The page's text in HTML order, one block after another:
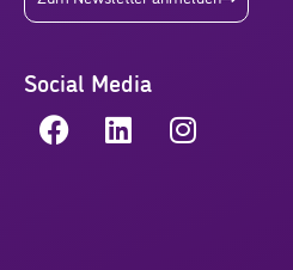
Social Media